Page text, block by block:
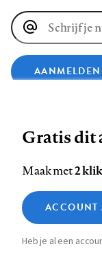
E-
mailadres
AANMELDEN
op
Facebook
op
LinkedIn
Footer
Contact Colofon
Zie onze cookie
Analytische
Marketing
Gratis dit
Maak met2
ACCOUNT
Heb je al een